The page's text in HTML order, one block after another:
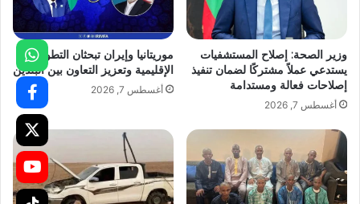
وزير الصحة: إصلاح المستشفيات
يستدعي عملاً مشتركًا لضمان تنفيذ
إصلاحات فعالة ومستدامة
أغسطس 7, 2026
موريتانيا وإيران تبحثان التطورات
الإقليمية وتعزيز التعاون بين البلدين
أغسطس 7, 2026